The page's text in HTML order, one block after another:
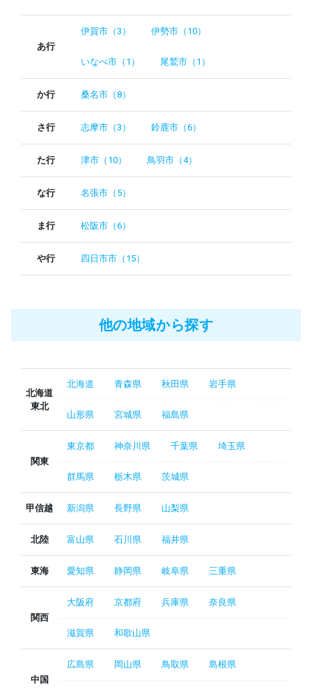
あ行
伊賀市（3） 伊勢市（10）
いなべ市（1） 尾鷲市（1）
か行 桑名市（8）
さ行 志摩市（3） 鈴鹿市（6）
た行 津市（10） 鳥羽市（4）
な行 名張市（5）
ま行 松阪市（6）
や行 四日市市（15）
他の地域から探す
北海道
東北
北海道 青森県 秋田県 岩手県
山形県 宮城県 福島県
関東
東京都 神奈川県 千葉県 埼玉県
群馬県 栃木県 茨城県
甲信越 新潟県 長野県 山梨県
北陸 富山県 石川県 福井県
東海 愛知県 静岡県 岐阜県 三重県
関西
大阪府 京都府 兵庫県 奈良県
滋賀県 和歌山県
中国
広島県 岡山県 鳥取県 島根県